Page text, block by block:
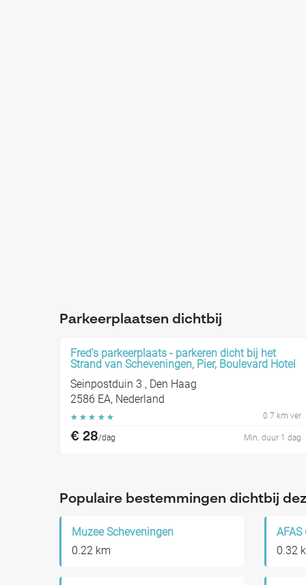
Parkeerplaatsen dichtbij
Fred's parkeerplaats - parkeren dicht bij het
Strand van Scheveningen, Pier, Boulevard Hotel
Seinpostduin 3 , Den Haag
2586 EA, Nederland
☆ ☆ ☆ ☆ ☆ 0.7 km ver
€ 28/dag Min. duur 1 dag
Populaire bestemmingen dichtbij
Muzee Scheveningen
0.22 km
0.32